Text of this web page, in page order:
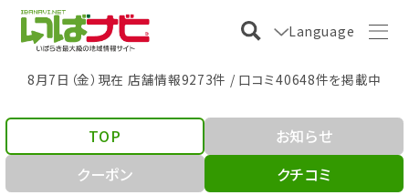
Language
8月7日（金）現在 店舗情報9273件 / 口コミ40648件を掲載中
TOP
お知らせ
クーポン
クチコミ